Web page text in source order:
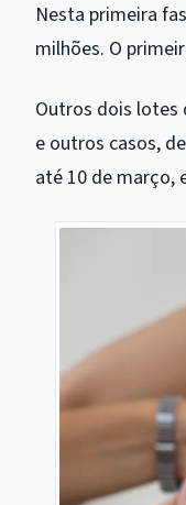
Nesta primeira
milhões. O
Outros dois lotes
e outros casos,
até 10 de março,